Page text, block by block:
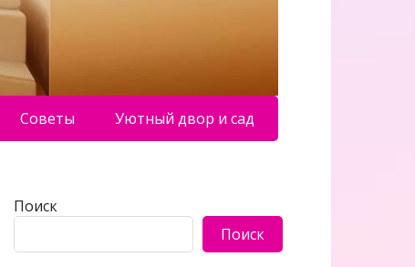
Советы Уютный двор и сад
Поиск
Поиск